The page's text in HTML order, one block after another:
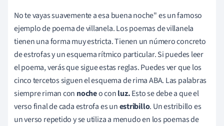
No te vayas suavemente a esa buena noche" es un famoso
ejemplo de poema de villanela. Los poemas de villanela
tienen una forma muy estricta. Tienen un número concreto
de estrofas y un esquema rítmico particular. Si puedes leer
el poema, verás que sigue estas reglas. Puedes ver que los
cinco tercetos siguen el esquema de rima ABA. Las palabras
siempre riman con nocheo conluz.Esto se debe a que el
verso final de cada estrofa es unestribillo. Un estribillo es
un verso repetido y se utiliza a menudo en los poemas de